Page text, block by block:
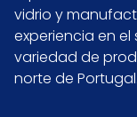
vidrio y
experiencia en
variedad de
norte de Portugal.